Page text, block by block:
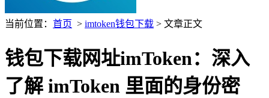
当前位置： 首页 > imtoken钱包下载 > 文章正文
钱包下载网址imToken：深入
了解 imToken 里面的身份密